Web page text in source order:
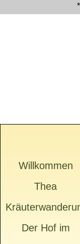
*
Willkommen
Thea
Der Hof im